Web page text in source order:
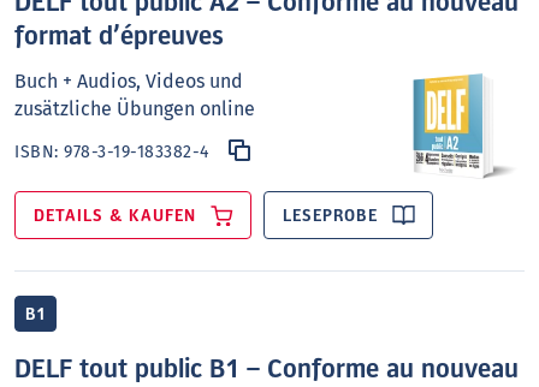
format d’épreuves
Buch + Audios, Videos und
zusätzliche Übungen online
ISBN:978-3-19-183382-4
DETAILS & KAUFEN LESEPROBE
B1
DELF tout public B1 – Conforme au nouveau